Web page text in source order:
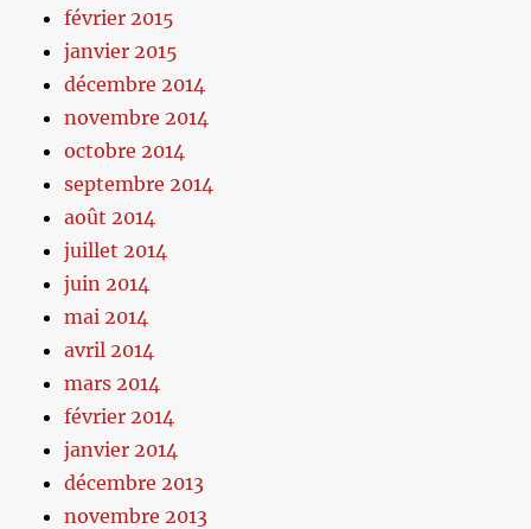
février 2015
janvier 2015
décembre 2014
novembre 2014
octobre 2014
septembre 2014
août 2014
juillet 2014
juin 2014
mai 2014
avril 2014
mars 2014
février 2014
janvier 2014
décembre 2013
novembre 2013